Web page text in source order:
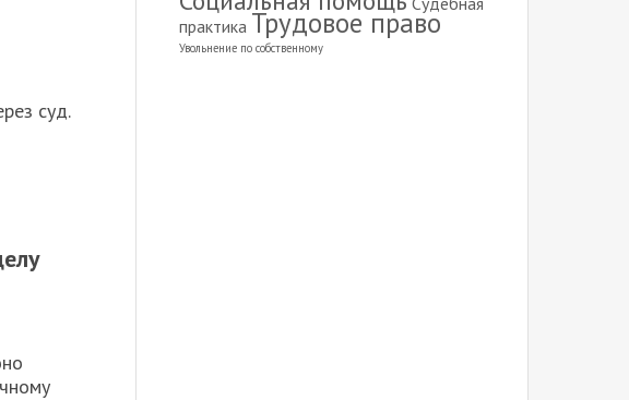
суд.
практика Трудовое право
Увольнение по собственному